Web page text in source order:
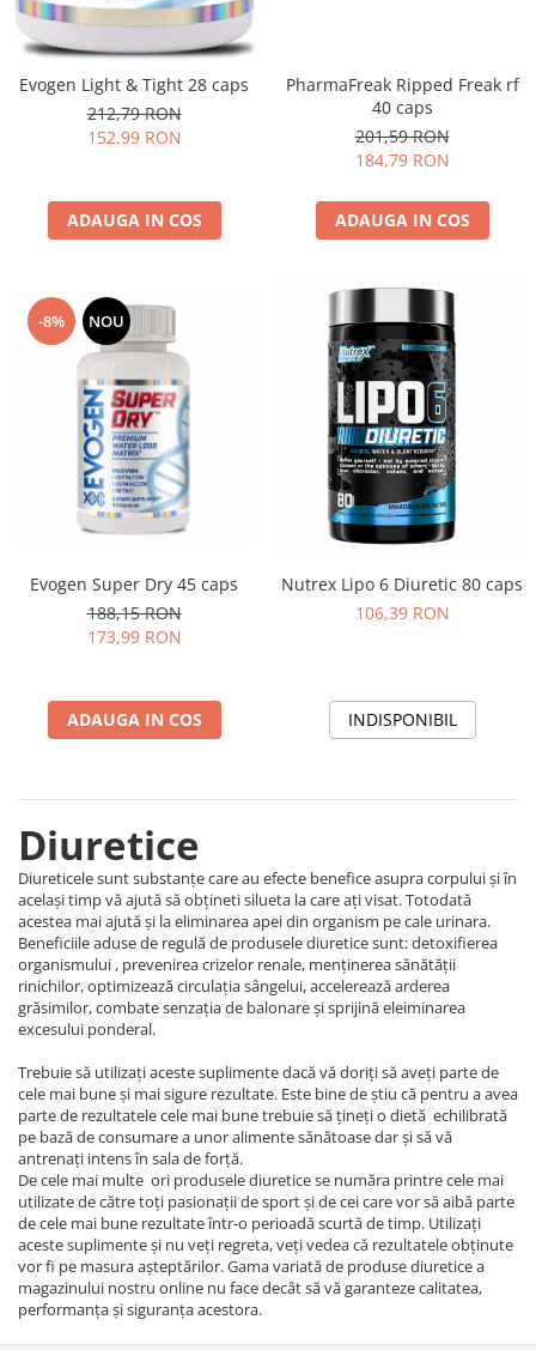
Evogen Light & Tight 28 caps
212,79 RON
152,99 RON
ADAUGA IN COS
PharmaFreak Ripped Freak rf
40 caps
201,59 RON
184,79 RON
ADAUGA IN COS
-8% NOU
Evogen Super Dry 45 caps
188,15 RON
173,99 RON
ADAUGA IN COS
Nutrex Lipo 6 Diuretic 80 caps
106,39 RON
INDISPONIBIL
Diuretice
Diureticele sunt substanțe care au efecte benefice asupra corpului și în
același timp vă ajută să obțineti silueta la care ați visat. Totodată
acestea mai ajută și la eliminarea apei din organism pe cale urinara.
Beneficiile aduse de regulă de produsele diuretice sunt: detoxifierea
organismului , prevenirea crizelor renale, menținerea sănătății
rinichilor, optimizează circulația sângelui, accelerează arderea
grăsimilor, combate senzația de balonare și sprijină eleiminarea
excesului ponderal.
Trebuie să utilizați aceste suplimente dacă vă doriți să aveți parte de
cele mai bune și mai sigure rezultate. Este bine de știu că pentru a avea
parte de rezultatele cele mai bune trebuie să țineți o dietă echilibrată
pe bază de consumare a unor alimente sănătoase dar și să vă
antrenați intens în sala de forță.
De cele mai multe ori produsele diuretice se număra printre cele mai
utilizate de către toți pasionații de sport și de cei care vor să aibă parte
de cele mai bune rezultate într-o perioadă scurtă de timp. Utilizați
aceste suplimente și nu veți regreta, veți vedea că rezultatele obținute
vor fi pe masura așteptărilor. Gama variată de produse diuretice a
magazinului nostru online nu face decât să vă garanteze calitatea,
performanța și siguranța acestora.